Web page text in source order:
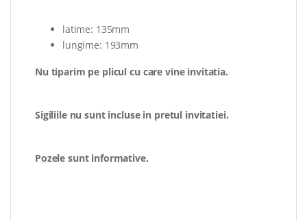
latime: 135mm
lungime: 193mm
Nu tiparim pe plicul cu care vine invitatia.
Sigiliile nu sunt incluse in pretul invitatiei.
Pozele sunt informative.